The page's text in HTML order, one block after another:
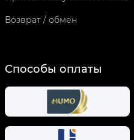
Возврат / обмен
Способы оплаты